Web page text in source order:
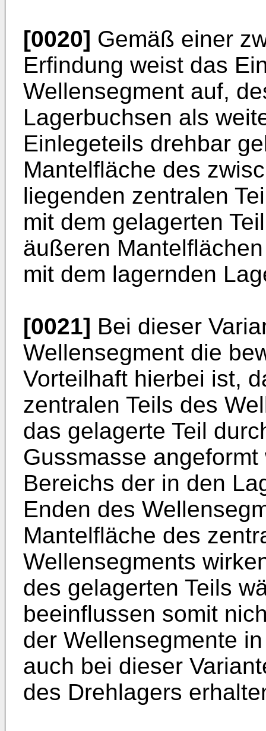
[0020] Gemäß einer
Erfindung weist das
Wellensegment auf,
Lagerbuchsen als
Einlegeteils drehbar
Mantelfläche des
liegenden zentralen
mit dem gelagerten
äußeren
mit dem lagernden
[0021] Bei dieser
Wellensegment die
Vorteilhaft hierbei ist,
zentralen Teils des
das gelagerte Teil
Gussmasse
Bereichs der in den
Enden des
Mantelfläche des
Wellensegments
des gelagerten Teils
beeinflussen somit
der Wellensegmente
auch bei dieser
des Drehlagers